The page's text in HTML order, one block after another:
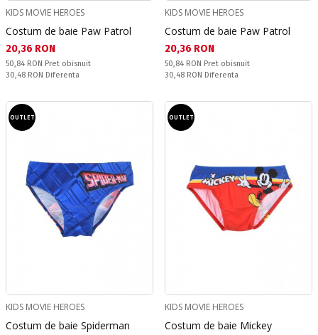
KIDS MOVIE HEROES
Costum de baie Paw Patrol
Текуща цена:
20,36 RON
Pret obisnuit:
50,84 RON Pret obisnuit
Спестявате:
30,48 RON Diferenta
KIDS MOVIE HEROES
Costum de baie Paw Patrol
Текуща цена:
20,36 RON
Pret obisnuit:
50,84 RON Pret obisnuit
Спестявате:
30,48 RON Diferenta
OUTLET
KIDS MOVIE HEROES
Costum de baie Spiderman
OUTLET
KIDS MOVIE HEROES
Costum de baie Mickey